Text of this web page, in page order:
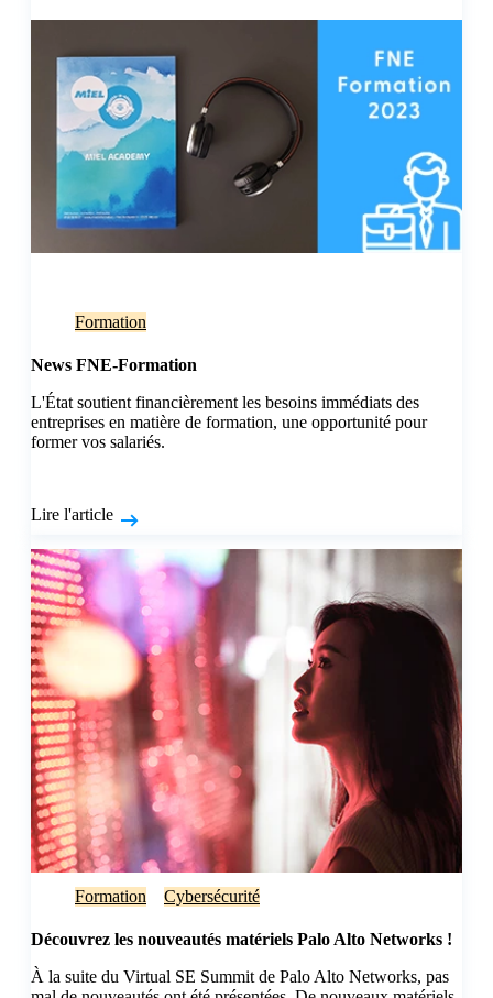
Formation
News FNE-Formation
L'État soutient financièrement les besoins immédiats des
entreprises en matière de formation, une opportunité pour
former vos salariés.
Lire l'article
Formation Cybersécurité
Découvrez les nouveautés matériels Palo Alto Networks !
À la suite du Virtual SE Summit de Palo Alto Networks, pas